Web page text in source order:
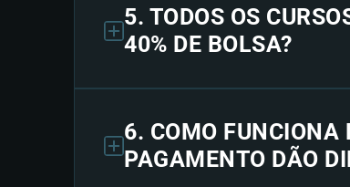
5. TODOS OS
40% DE BOLSA?
6. COMO FUNCIONA
PAGAMENTO DÃO